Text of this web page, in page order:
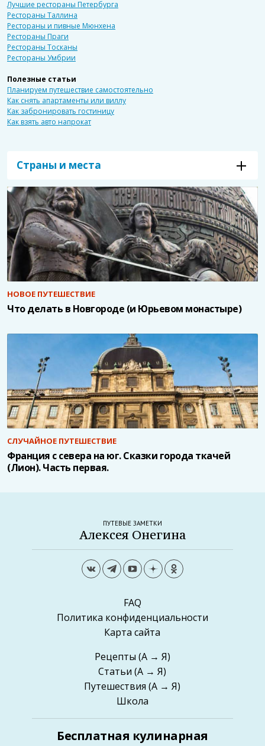
Лучшие рестораны Петербурга
Рестораны Таллина
Рестораны и пивные Мюнхена
Рестораны Праги
Рестораны Тосканы
Рестораны Умбрии
Полезные статьи
Планируем путешествие самостоятельно
Как снять апартаменты или виллу
Как забронировать гостиницу
Как взять авто напрокат
Страны и места
НОВОЕ ПУТЕШЕСТВИЕ
Что делать в Новгороде (и Юрьевом монастыре)
СЛУЧАЙНОЕ ПУТЕШЕСТВИЕ
Франция с севера на юг. Сказки города ткачей
(Лион). Часть первая.
ПУТЕВЫЕ ЗАМЕТКИ
Алексея Онегина
FAQ
Политика конфиденциальности
Карта сайта
Рецепты (А → Я)
Статьи (А → Я)
Путешествия (А → Я)
Школа
Бесплатная кулинарная